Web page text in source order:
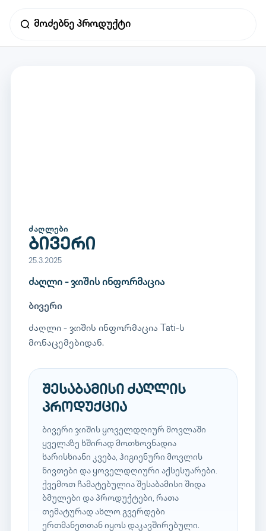
ᲫᲐᲦᲚᲔᲑᲘ
ბივერი
25.3.2025
ძაღლი - ჯიშის ინფორმაცია
ბივერი
ძაღლი - ჯიშის ინფორმაცია Tati-ს
მონაცემებიდან.
შესაბამისი ძაღლის
პროდუქცია
ბივერი ჯიშის ყოველდღიურ მოვლაში
ყველაზე ხშირად მოთხოვნადია
ხარისხიანი კვება, ჰიგიენური მოვლის
ნივთები და ყოველდღიური აქსესუარები.
ქვემოთ ჩამატებულია შესაბამისი შიდა
ბმულები და პროდუქტები, რათა
თემატურად ახლო გვერდები
ერთმანეთთან იყოს დაკავშირებული.